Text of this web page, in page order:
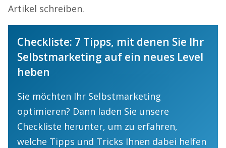
Artikel schreiben.
Checkliste: 7 Tipps, mit denen Sie Ihr
Selbstmarketing auf ein neues Level
heben
Sie möchten Ihr Selbstmarketing
optimieren? Dann laden Sie unsere
Checkliste herunter, um zu erfahren,
welche Tipps und Tricks Ihnen dabei helfen